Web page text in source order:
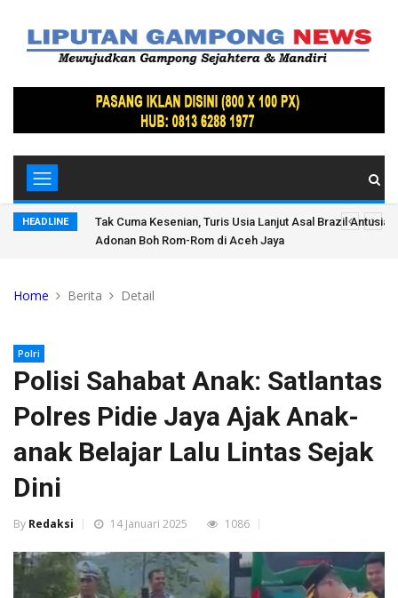
HEADLINE
Tak Cuma Kesenian, Turis Usia Lanjut Asal Brazil
Adonan Boh Rom-Rom di Aceh Jaya
Home Berita Detail
Polri
Polisi Sahabat Anak: Satlantas
Polres Pidie Jaya Ajak Anak-
anak Belajar Lalu Lintas Sejak
Dini
By Redaksi 14 Januari 2025 1086